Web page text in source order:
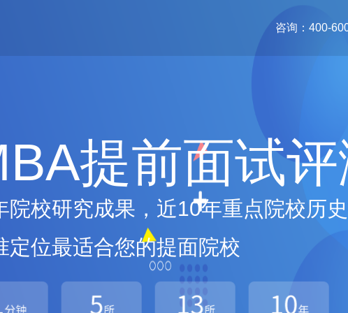
咨询：400-
提前面试评
院校研究成果，近10年重点院校历
定位最适合您的提面院校